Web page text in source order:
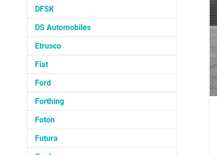
DFSK
DS Automobiles
Etrusco
Fiat
Ford
Forthing
Foton
Futura